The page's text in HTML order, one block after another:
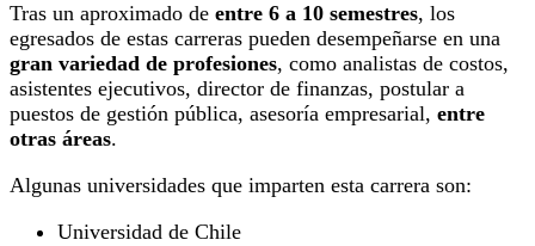
Tras un aproximado de entre 6 a 10 semestres, los
egresados de estas carreras pueden desempeñarse en una
gran variedad de profesiones, como analistas de costos,
asistentes ejecutivos, director de finanzas, postular a
puestos de gestión pública, asesoría empresarial, entre
otras áreas.
Algunas universidades que imparten esta carrera son:
Universidad de Chile